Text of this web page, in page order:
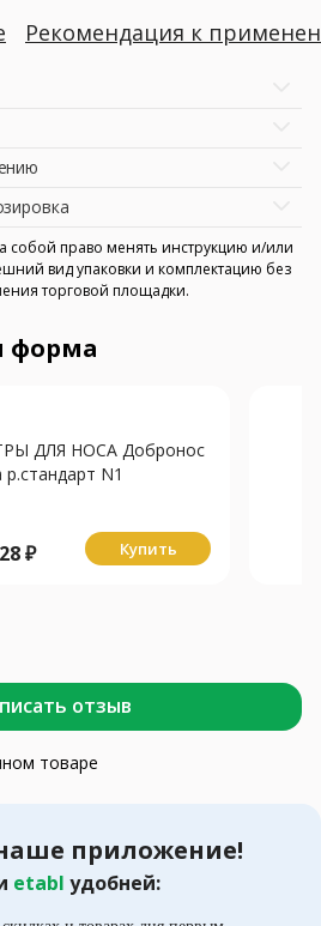
Рекомендация к
собой право менять инструкцию и/или
вид упаковки и комплектацию без
торговой площадки.
форма
ДЛЯ НОСА Добронос
N1
₽ Купить
отзыв
товаре
приложение!
etabl удобней: